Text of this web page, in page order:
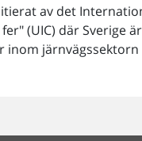
av det
(UIC) där Sverige
inom